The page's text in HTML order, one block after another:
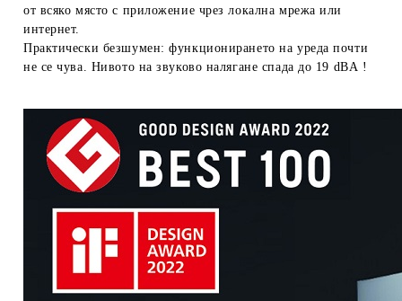
от всяко място с приложение чрез локална мрежа или
интернет.
Практически безшумен: функционирането на уреда почти
не се чува. Нивото на звуково налягане спада до 19 dBА !